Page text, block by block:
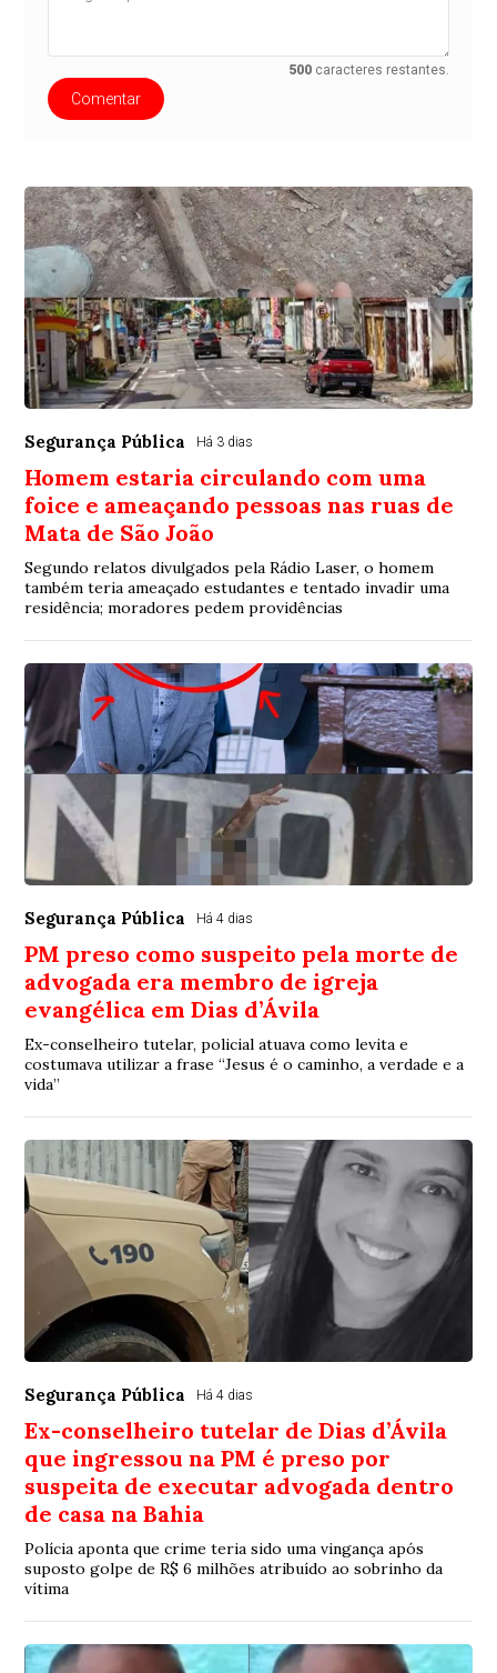
500 caracteres restantes.
Comentar
Segurança Pública Há 3 dias
Homem estaria circulando com uma
foice e ameaçando pessoas nas ruas de
Mata de São João
Segundo relatos divulgados pela Rádio Laser, o homem
também teria ameaçado estudantes e tentado invadir uma
residência; moradores pedem providências
Segurança Pública Há 4 dias
PM preso como suspeito pela morte de
advogada era membro de igreja
evangélica em Dias d’Ávila
Ex-conselheiro tutelar, policial atuava como levita e
costumava utilizar a frase “Jesus é o caminho, a verdade e a
vida”
Segurança Pública Há 4 dias
Ex-conselheiro tutelar de Dias d’Ávila
que ingressou na PM é preso por
suspeita de executar advogada dentro
de casa na Bahia
Polícia aponta que crime teria sido uma vingança após
suposto golpe de R$ 6 milhões atribuído ao sobrinho da
vítima